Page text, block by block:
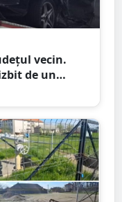
vecin.
de un